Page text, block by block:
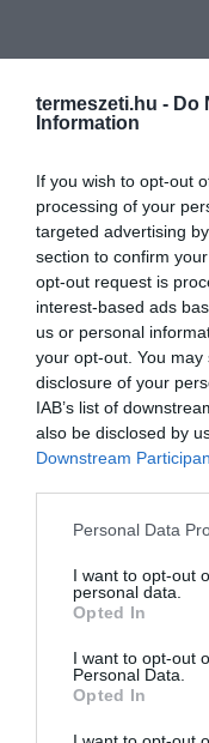
termeszeti.hu - Do
Information
If you wish to opt-out
processing of your
targeted advertising
section to confirm
opt-out request is
interest-based ads
us or personal
your opt-out. You
disclosure of your
IAB’s list of
also be disclosed by
Downstream
Please note that this
not limited to your
grant or deny
use your data for
consent section.
Personal Data
I want to opt-out
personal data.
Opted In
I want to opt-out
Personal Data.
Opted In
MÉGSEM A
HASONLÓ ÉRDEKESSÉGEK